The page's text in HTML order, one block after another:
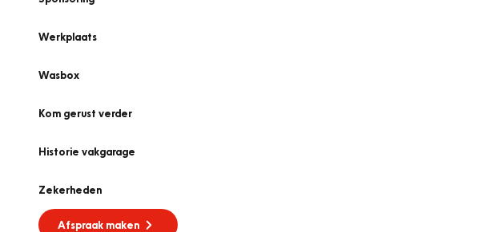
Werkplaats
Wasbox
Kom gerust verder
Historie vakgarage
Zekerheden
Afspraak maken